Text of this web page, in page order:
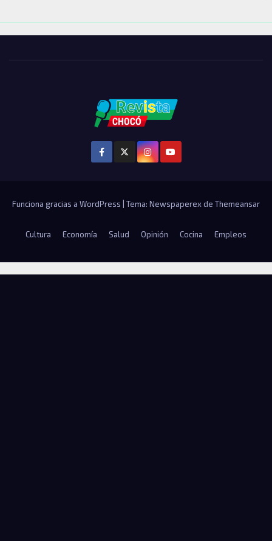
Funciona gracias a WordPress Tema: Newspaperex de Themeansar
Cultura Economía Salud Opinión Cocina Empleos